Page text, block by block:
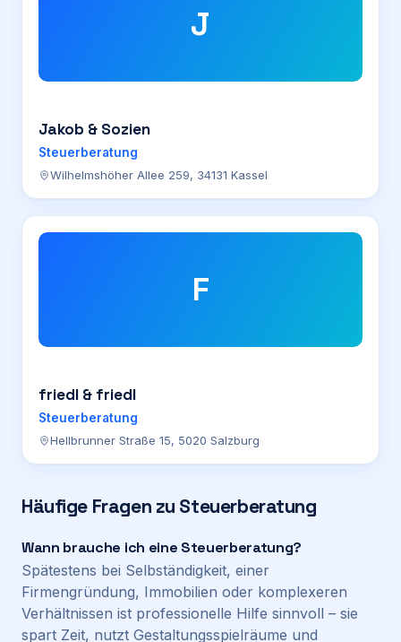
J
Jakob & Sozien
Steuerberatung
Wilhelmshöher Allee 259, 34131 Kassel
F
friedl & friedl
Steuerberatung
Hellbrunner Straße 15, 5020 Salzburg
Häufige Fragen zu Steuerberatung
Wann brauche ich eine Steuerberatung?
Spätestens bei Selbständigkeit, einer
Firmengründung, Immobilien oder komplexeren
Verhältnissen ist professionelle Hilfe sinnvoll – sie
spart Zeit, nutzt Gestaltungsspielräume und